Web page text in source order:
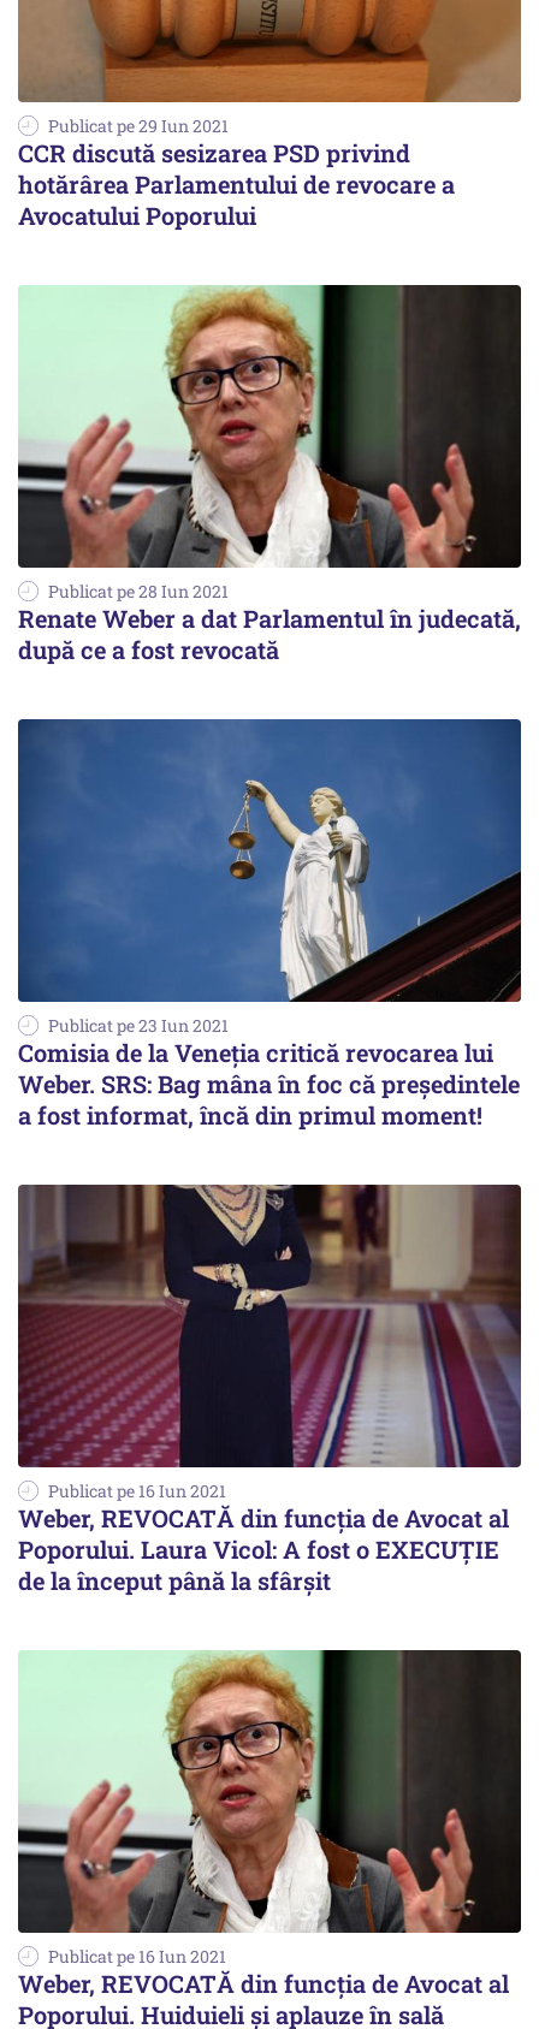
Publicat pe 29 Iun 2021
CCR discută sesizarea PSD privind
hotărârea Parlamentului de revocare a
Avocatului Poporului
Publicat pe 28 Iun 2021
Renate Weber a dat Parlamentul în judecată,
după ce a fost revocată
Publicat pe 23 Iun 2021
Comisia de la Veneția critică revocarea lui
Weber. SRS: Bag mâna în foc că preşedintele
a fost informat, încă din primul moment!
Publicat pe 16 Iun 2021
Weber, REVOCATĂ din funcția de Avocat al
Poporului. Laura Vicol: A fost o EXECUȚIE
de la început până la sfârșit
Publicat pe 16 Iun 2021
Weber, REVOCATĂ din funcția de Avocat al
Poporului. Huiduieli și aplauze în sală